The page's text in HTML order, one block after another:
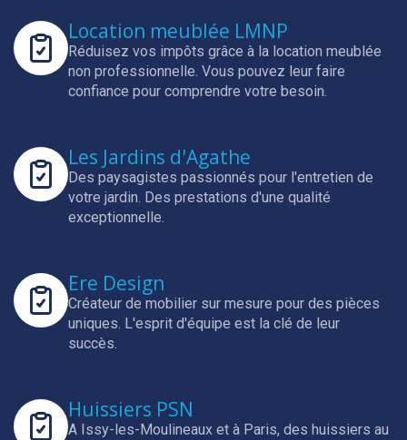
Location meublée LMNP
Réduisez vos impôts grâce à la location meublée
non professionnelle. Vous pouvez leur faire
confiance pour comprendre votre besoin.
Les Jardins d'Agathe
Des paysagistes passionnés pour l'entretien de
votre jardin. Des prestations d'une qualité
exceptionnelle.
Ere Design
Créateur de mobilier sur mesure pour des pièces
uniques. L'esprit d'équipe est la clé de leur
succès.
Huissiers PSN
A Issy-les-Moulineaux et à Paris, des huissiers au